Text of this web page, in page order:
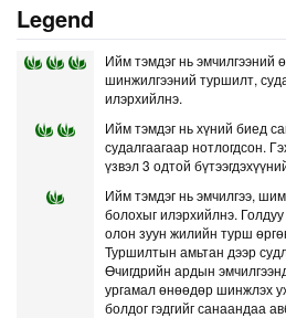
Legend
Ийм тэмдэг нь эмчилгээний
шинжилгээний туршилт,
илэрхийлнэ.
Ийм тэмдэг нь хүний биед
судалгаагаар нотлогдсон.
үзвэл 3 одтой
Ийм тэмдэг нь эмчилгээ,
болохыг илэрхийлнэ.
олон зуун жилийн турш
Туршилтын амьтан дээр
Өчигдрийн ардын
ургамал өнөөдөр шинжлэх
болдог гэдгийг санаандаа